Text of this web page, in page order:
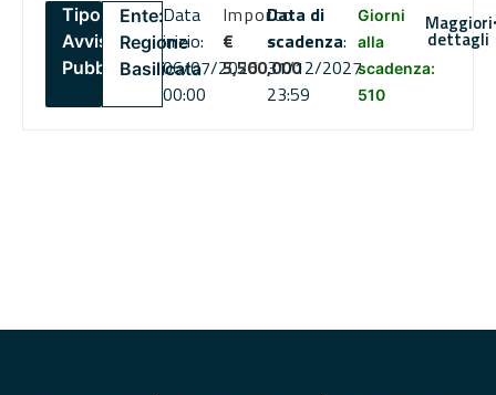
Tipo:
Avviso
Pubblico
Ente:
Regione
Basilicata
Data
inizio:
06/07/2026
00:00
Importo
€
5,500,000
Data di
scadenza:
31/12/2027
23:59
Giorni
alla
scadenza:
510
Maggiori
dettagli